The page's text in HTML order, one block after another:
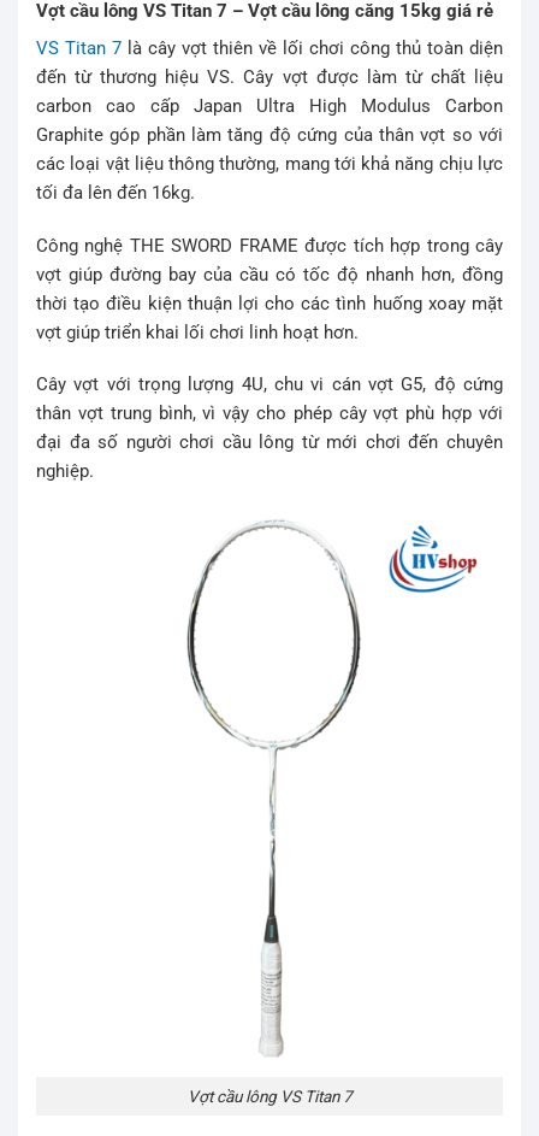
Vợt cầu lông VS Titan 7 – Vợt cầu lông căng 15kg giá rẻ
VS Titan 7 là cây vợt thiên về lối chơi công thủ toàn diện
đến từ thương hiệu VS. Cây vợt được làm từ chất liệu
carbon cao cấp Japan Ultra High Modulus Carbon
Graphite góp phần làm tăng độ cứng của thân vợt so với
các loại vật liệu thông thường, mang tới khả năng chịu lực
tối đa lên đến 16kg.
Công nghệ THE SWORD FRAME được tích hợp trong cây
vợt giúp đường bay của cầu có tốc độ nhanh hơn, đồng
thời tạo điều kiện thuận lợi cho các tình huống xoay mặt
vợt giúp triển khai lối chơi linh hoạt hơn.
Cây vợt với trọng lượng 4U, chu vi cán vợt G5, độ cứng
thân vợt trung bình, vì vậy cho phép cây vợt phù hợp với
đại đa số người chơi cầu lông từ mới chơi đến chuyên
nghiệp.
Vợt cầu lông VS Titan 7